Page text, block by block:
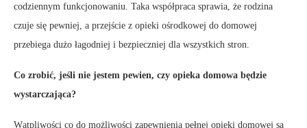
codziennym funkcjonowaniu. Taka współpraca sprawia, że rodzina
czuje się pewniej, a przejście z opieki ośrodkowej do domowej
przebiega dużo łagodniej i bezpieczniej dla wszystkich stron.
Co zrobić, jeśli nie jestem pewien, czy opieka domowa będzie
wystarczająca?
Wątpliwości co do możliwości zapewnienia pełnej opieki domowej są